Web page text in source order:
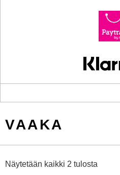
VAAKA
Näytetään kaikki 2 tulosta